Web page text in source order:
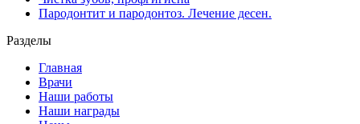
Пародонтит и пародонтоз. Лечение десен.
Разделы
Главная
Врачи
Наши работы
Наши награды